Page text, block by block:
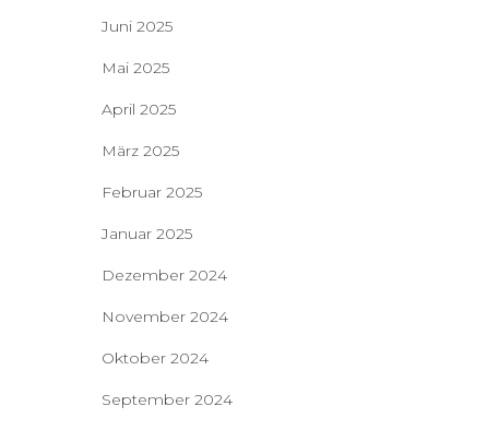
Juni 2025
Mai 2025
April 2025
März 2025
Februar 2025
Januar 2025
Dezember 2024
November 2024
Oktober 2024
September 2024